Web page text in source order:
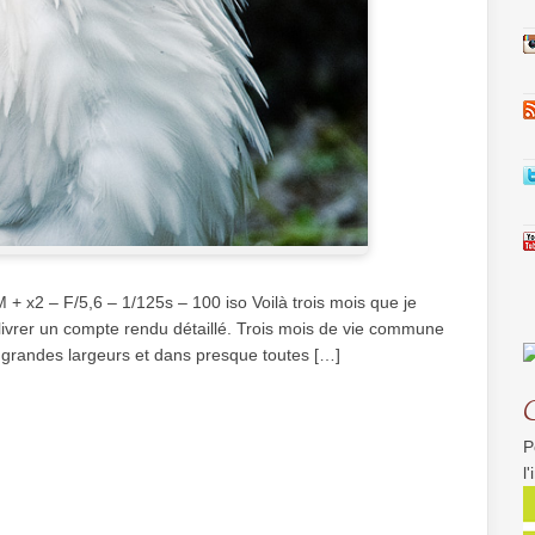
+ x2 – F/5,6 – 1/125s – 100 iso Voilà trois mois que je
un compte rendu détaillé. Trois mois de vie commune
largeurs et dans presque toutes […]